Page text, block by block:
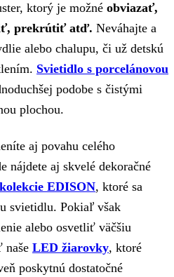
ktorý je možné obviazať,
prekrútiť atď. Neváhajte a
alebo chalupu, či už detskú
Svietidlo s porcelánovou
podobe s čistými
plochou.
aj povahu celého
nájdete aj skvelé dekoračné
kolekcie EDISON, ktoré sa
svietidlu. Pokiaľ však
alebo osvetliť väčšiu
naše LED žiarovky, ktoré
poskytnú dostatočné